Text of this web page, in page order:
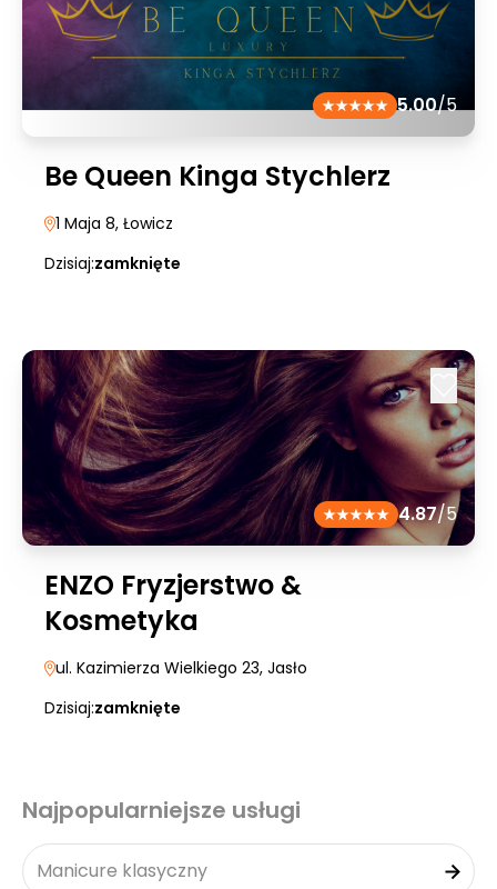
5.00/5
Be Queen Kinga Stychlerz
1 Maja 8, Łowicz
Dzisiaj:zamknięte
4.87/5
ENZO Fryzjerstwo &
Kosmetyka
ul. Kazimierza Wielkiego 23, Jasło
Dzisiaj:zamknięte
Najpopularniejsze usługi
Manicure klasyczny